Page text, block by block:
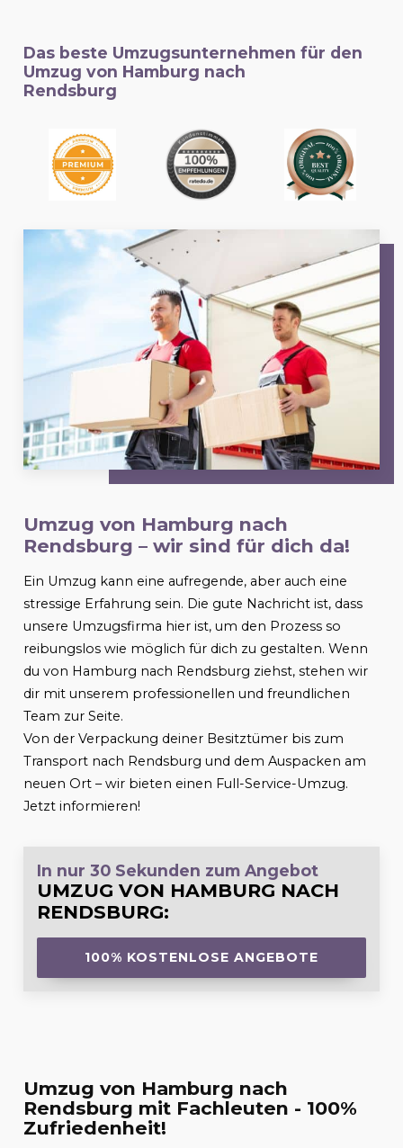
Das beste Umzugsunternehmen für den
Umzug von Hamburg nach
Rendsburg
Umzug von Hamburg nach
Rendsburg – wir sind für dich da!
Ein Umzug kann eine aufregende, aber auch eine
stressige Erfahrung sein. Die gute Nachricht ist, dass
unsere Umzugsfirma hier ist, um den Prozess so
reibungslos wie möglich für dich zu gestalten. Wenn
du von Hamburg nach Rendsburg ziehst, stehen wir
dir mit unserem professionellen und freundlichen
Team zur Seite.
Von der Verpackung deiner Besitztümer bis zum
Transport nach Rendsburg und dem Auspacken am
neuen Ort – wir bieten einen Full-Service-Umzug.
Jetzt informieren!
In nur 30 Sekunden zum Angebot
UMZUG VON HAMBURG NACH
RENDSBURG:
100% KOSTENLOSE ANGEBOTE
Umzug von Hamburg nach
Rendsburg mit Fachleuten - 100%
Zufriedenheit!